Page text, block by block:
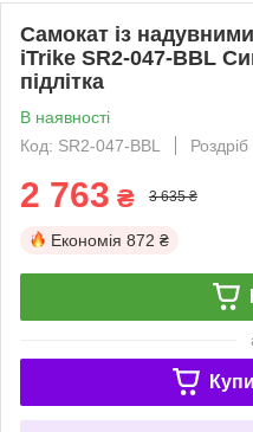
Самокат із
iTrike SR2-047-BBL
підлітка
В наявності
Код: SR2-047-BBL
Роздріб
2 763 ₴ 3 635 ₴
Економія 872 ₴